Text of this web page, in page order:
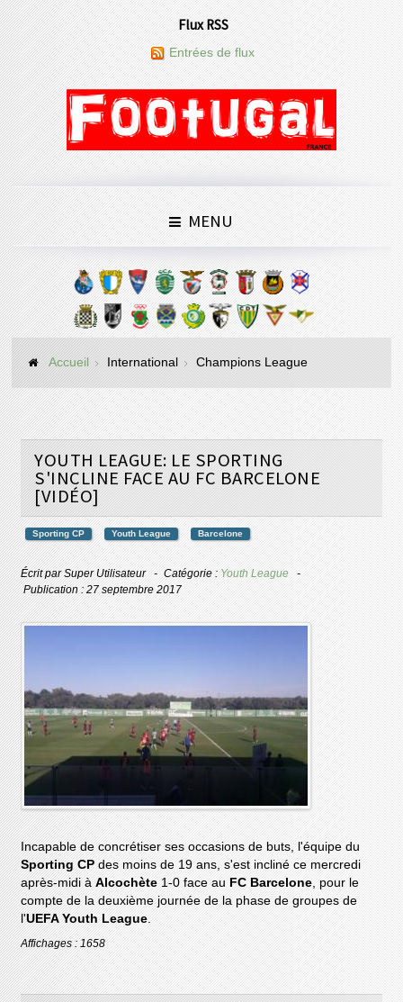
Flux RSS
Entrées de flux
MENU
Accueil International Champions League
YOUTH LEAGUE: LE SPORTING
S'INCLINE FACE AU FC BARCELONE
[VIDÉO]
Sporting CP Youth League Barcelone
Écrit parSuper Utilisateur Catégorie : Youth League
Publication : 27 septembre 2017
Incapable de concrétiser ses occasions de buts, l'équipe du
Sporting CP des moins de 19 ans, s'est incliné ce mercredi
après-midi àAlcochète 1-0 face au FC Barcelone, pour le
compte de la deuxième journée de la phase de groupes de
l'UEFA Youth League.
Affichages : 1658